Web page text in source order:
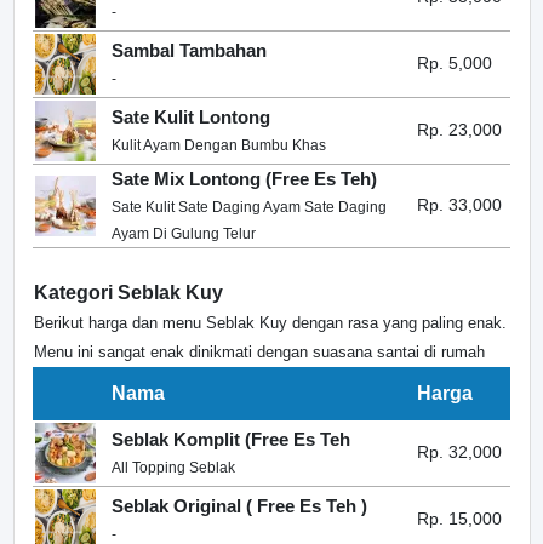
-
Sambal Tambahan
-
Rp. 5,000
Sate Kulit Lontong
Kulit Ayam Dengan Bumbu Khas
Rp. 23,000
Sate Mix Lontong (Free Es Teh)
Sate Kulit Sate Daging Ayam Sate Daging
Ayam Di Gulung Telur
Rp. 33,000
Kategori Seblak Kuy
Berikut harga dan menu Seblak Kuy dengan rasa yang paling enak.
Menu ini sangat enak dinikmati dengan suasana santai di rumah
Nama Harga
Seblak Komplit (Free Es Teh
All Topping Seblak
Rp. 32,000
Seblak Original ( Free Es Teh )
-
Rp. 15,000